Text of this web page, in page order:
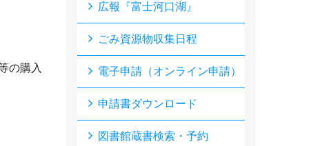
の購入
広報『富士河口湖』
ごみ資源物収集日程
電子申請（オンライン申請）
申請書ダウンロード
図書館蔵書検索・予約